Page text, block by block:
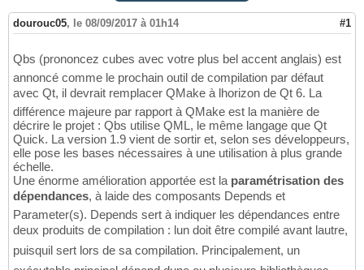
dourouc05, le 08/09/2017 à 01h14 #1
Qbs (prononcez cubes avec votre plus bel accent anglais) est
annoncé comme le prochain outil de compilation par défaut
avec Qt, il devrait remplacer QMake à lhorizon de Qt 6. La
différence majeure par rapport à QMake est la manière de
décrire le projet : Qbs utilise QML, le même langage que Qt
Quick. La version 1.9 vient de sortir et, selon ses développeurs,
elle pose les bases nécessaires à une utilisation à plus grande
échelle.
Une énorme amélioration apportée est la paramétrisation des
dépendances, à laide des composants Depends et
Parameter(s). Depends sert à indiquer les dépendances entre
deux produits de compilation : lun doit être compilé avant lautre,
puisquil sert lors de sa compilation. Principalement, un